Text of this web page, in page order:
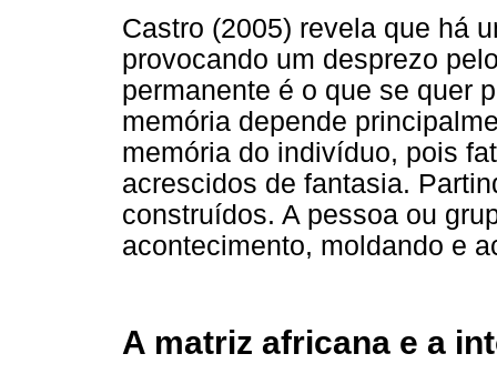
Castro (2005) revela que há
provocando um desprezo
permanente é o que se quer
memória depende
memória do indivíduo, pois
acrescidos de fantasia.
construídos. A pessoa ou
acontecimento, moldando e
A matriz africana e a